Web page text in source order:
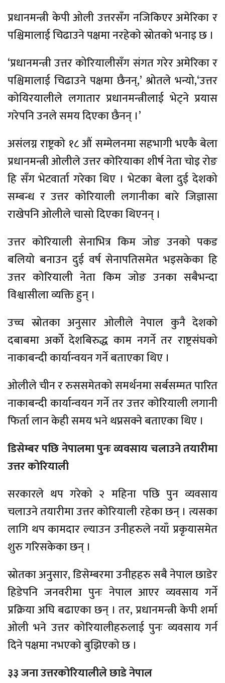
प्रधानमन्त्री केपी ओली उत्तरसँग नजिकिएर अमेरिका र
पश्चिमालाई चिढाउने पक्षमा नरहेको स्रोतको भनाइ छ ।
‘प्रधानमन्त्री उत्तर कोरियालीसँग संगत गरेर अमेरिका र
पश्चिमालाई चिढाउने पक्षमा छैनन्,’ श्रोतले भन्यो,‘उत्तर
कोयिरयालीले लगातार प्रधानमन्त्रीलाई भेट्ने प्रयास
गरेपनि उनले समय दिएका छैनन् ।’
असंलग्न राष्ट्रको १८ औं सम्मेलनमा सहभागी भएकै बेला
प्रधानमन्त्री ओलीले उत्तर कोरियाका शीर्ष नेता चोइ रोङ
हि सँग भेटवार्ता गरेका थिए । भेटका बेला दुई देशको
सम्बन्ध र उत्तर कोरियाली लगानीका बारे जिज्ञासा
राखेपनि ओलीले चासो दिएका थिएनन् ।
उत्तर कोरियाली सेनाभित्र किम जोङ उनको पकड
बलियो बनाउन दुई वर्ष सेनापतिसमेत भइसकेका हि
उत्तर कोरियाली नेता किम जोङ उनका सबैभन्दा
विश्वासीला व्यक्ति हुन् ।
उच्च स्रोतका अनुसार ओलीले नेपाल कुनै देशको
दबाबमा अर्को देशबिरुद्ध काम नगर्ने तर राष्ट्रसंघको
नाकाबन्दी कार्यान्वयन गर्ने बताएका थिए ।
ओलीले चीन र रुससमेतको समर्थनमा सर्बसम्मत पारित
नाकाबन्दी कार्यान्वयन गर्ने तर उत्तर कोरियाली लगानी
फिर्ता लान केही समय भने थप्नसक्ने बताएका थिए ।
डिसेम्बर पछि नेपालमा पुनः व्यवसाय चलाउने तयारीमा
उत्तर कोरियाली
सरकारले थप गरेको २ महिना पछि पुन व्यवसाय
चलाउने तयारीमा उत्तर कोरियाली रहेका छन् । त्यसका
लागि थप कामदार ल्याउन उनीहरुले नयाँ प्रकृयासमेत
शुरु गरिसकेका छन् ।
स्रोतका अनुसार, डिसेम्बरमा उनीहहरु सबै नेपाल छाडेर
हिडेपनि जनवरीमा पुनः नेपाल आएर व्यवसाय गर्ने
प्रक्रिया अघि बढाएका छन् । तर, प्रधानमन्त्री केपी शर्मा
ओली भने उत्तर कोरियालीहरुलाई पुनः व्यवसाय गर्न
दिने पक्षमा नभएको बुझिएको छ ।
३३ जना उत्तरकोरियालीले छाडे नेपाल